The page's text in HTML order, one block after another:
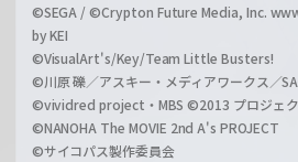
©SEGA / ©Crypton Future Media, Inc.
by KEI
©VisualArt's/Key/Team Little Busters!
©川原 礫／アスキー・メディアワークス／
©vividred project・MBS ©2013 プロジェク
©NANOHA The MOVIE 2nd A's PROJECT
©サイコパス製作委員会